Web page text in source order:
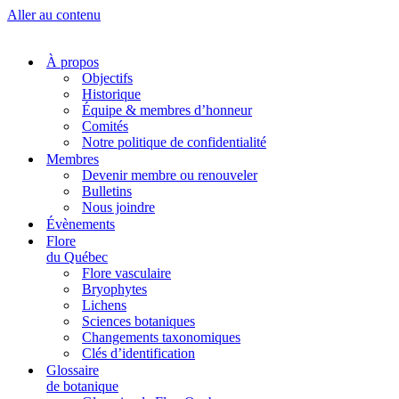
Aller au contenu
À propos
Objectifs
Historique
Équipe & membres d’honneur
Comités
Notre politique de confidentialité
Membres
Devenir membre ou renouveler
Bulletins
Nous joindre
Évènements
Flore
du Québec
Flore vasculaire
Bryophytes
Lichens
Sciences botaniques
Changements taxonomiques
Clés d’identification
Glossaire
de botanique